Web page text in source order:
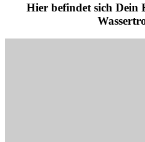
Hier befindet sich Dein